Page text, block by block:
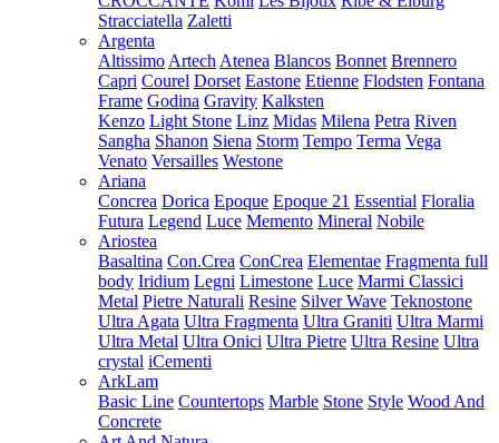
Stracciatella Zaletti
Argenta
Altissimo Artech Atenea Blancos Bonnet Brennero
Capri Courel Dorset Eastone Etienne Flodsten Fontana
Frame Godina Gravity Kalksten
Kenzo Light Stone Linz Midas Milena Petra Riven
Sangha Shanon Siena Storm Tempo Terma Vega
Venato Versailles Westone
Ariana
Concrea Dorica Epoque Epoque 21 Essential Floralia
Futura Legend Luce Memento Mineral Nobile
Ariostea
Basaltina Con.Crea ConCrea Elementae Fragmenta full
body Iridium Legni Limestone Luce Marmi Classici
Metal Pietre Naturali Resine Silver Wave Teknostone
Ultra Agata Ultra Fragmenta Ultra Graniti Ultra Marmi
Ultra Metal Ultra Onici Ultra Pietre Ultra Resine Ultra
crystal iCementi
ArkLam
Basic Line Countertops Marble Stone Style Wood And
Concrete